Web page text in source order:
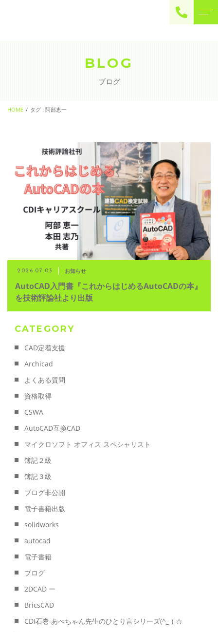
BLOG
ブログ
HOME タグ : 阿部恵一
2026.07.03 お知らせ
AutoCAD入門書『これからはじめるAutoCADの本』
を技術評論社より出版
CATEGORY
CAD定着支援
Archicad
よくある質問
資格取得
CSWA
AutoCAD互換CAD
マイクロソフト オフィス スペシャリスト
簿記２級
簿記３級
ブログ非公開
電子書籍出版
solidworks
autocad
電子書籍
ブログ
2DCAD ー
BricsCAD
CDI石巻 あべちゃん先生のひとり言シリーズ(^_-)-☆